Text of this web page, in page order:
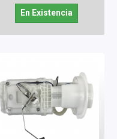
En Existencia